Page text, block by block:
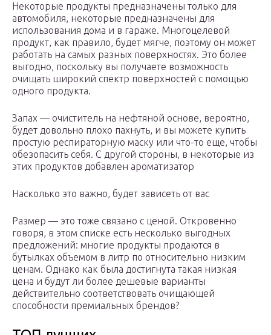
Некоторые продукты предназначены только для
автомобиля, некоторые предназначены для
использования дома и в гараже. Многоцелевой
продукт, как правило, будет мягче, поэтому он может
работать на самых разных поверхностях. Это более
выгодно, поскольку вы получаете возможность
очищать широкий спектр поверхностей с помощью
одного продукта.
Запах — очиститель на нефтяной основе, вероятно,
будет довольно плохо пахнуть, и вы можете купить
простую респираторную маску или что-то еще, чтобы
обезопасить себя. С другой стороны, в некоторые из
этих продуктов добавлен ароматизатор
Насколько это важно, будет зависеть от вас
Размер — это тоже связано с ценой. Откровенно
говоря, в этом списке есть несколько выгодных
предложений: многие продукты продаются в
бутылках объемом в литр по относительно низким
ценам. Однако как была достигнута такая низкая
цена и будут ли более дешевые варианты
действительно соответствовать очищающей
способности премиальных брендов?